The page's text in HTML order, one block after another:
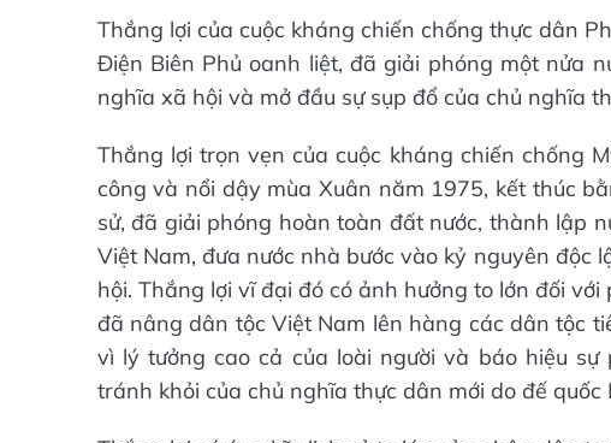
Thắng lợi của cuộc kháng chiến chống thực dân
Điện Biên Phủ oanh liệt, đã giải phóng một nửa
nghĩa xã hội và mở đầu sự sụp đổ của chủ nghĩa
Thắng lợi trọn vẹn của cuộc kháng chiến chống
công và nổi dậy mùa Xuân năm 1975, kết thúc
sử, đã giải phóng hoàn toàn đất nước, thành lập
Việt Nam, đưa nước nhà bước vào kỷ nguyên độc
hội. Thắng lợi vĩ đại đó có ảnh hưởng to lớn đối
đã nâng dân tộc Việt Nam lên hàng các dân tộc
vì lý tưởng cao cả của loài người và báo hiệu
tránh khỏi của chủ nghĩa thực dân mới do đế quốc